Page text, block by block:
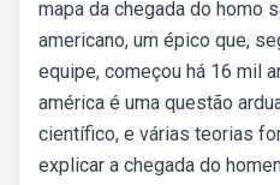
mapa da chegada do homo
americano, um épico que,
equipe, começou há 16 mil
américa é uma questão
científico, e várias teorias
explicar a chegada do